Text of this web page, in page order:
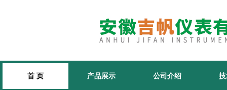
首 页 产品展示 公司介绍